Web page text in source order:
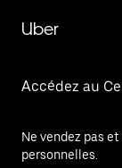
Uber
Accédez au
Ne vendez pas
personnelles.